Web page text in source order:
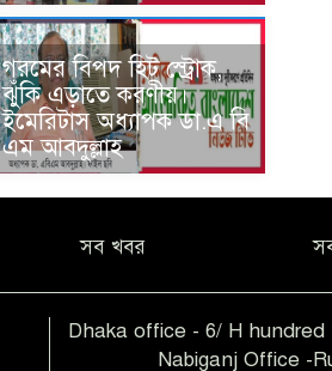
গরমের বিপদ হিট স্ট্রোক,
ঝুঁকি এড়াতে করণীয়।
ইমেরিটাস অধ্যাপক ডা.এ বি
এম আবদুল্লাহ
সব খবর
Dhaka office - 6/ H hundred
Nabiganj Office -